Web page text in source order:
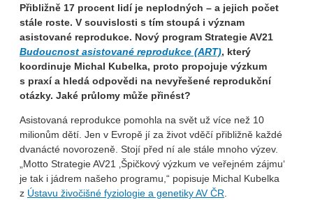
Přibližně 17 procent lidí je neplodných – a jejich počet
stále roste. V souvislosti s tím stoupá i význam
asistované reprodukce. Nový program Strategie AV21
Budoucnost asistované reprodukce (ART), který
koordinuje Michal Kubelka, proto propojuje výzkum
s praxí a hledá odpovědi na nevyřešené reprodukční
otázky. Jaké průlomy může přinést?
Asistovaná reprodukce pomohla na svět už více než 10
milionům dětí. Jen v Evropě jí za život vděčí přibližně každé
dvanácté novorozeně. Stojí před ní ale stále mnoho výzev.
„Motto Strategie AV21 ‚Špičkový výzkum ve veřejném zájmu‘
je tak i jádrem našeho programu,“ popisuje Michal Kubelka
z Ústavu živočišné fyziologie a genetiky AV ČR.